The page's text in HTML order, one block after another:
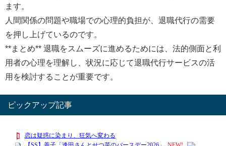
ます。
人間関係の問題や職場での心理的負担が、退職代行の需要
を押し上げているのです。
**まとめ** 退職をスムーズに進めるためには、法的側面と利
用者の心理を理解し、状況に応じて退職代行サービスの活
用を検討することが重要です。
ピックアップ記事